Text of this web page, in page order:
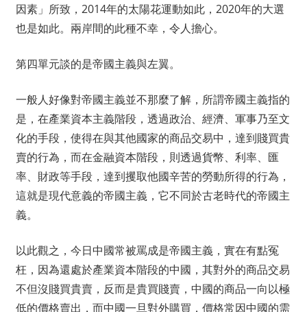
因素」所致，2014年的太陽花運動如此，2020年的大選
也是如此。兩岸間的此種不幸，令人擔心。
第四單元談的是帝國主義與左翼。
一般人好像對帝國主義並不那麼了解，所謂帝國主義指的
是，在產業資本主義階段，透過政治、經濟、軍事乃至文
化的手段，使得在與其他國家的商品交易中，達到賤買貴
賣的行為，而在金融資本階段，則透過貨幣、利率、匯
率、財政等手段，達到攫取他國辛苦的勞動所得的行為，
這就是現代意義的帝國主義，它不同於古老時代的帝國主
義。
以此觀之，今日中國常被罵成是帝國主義，實在有點冤
枉，因為還處於產業資本階段的中國，其對外的商品交易
不但沒賤買貴賣，反而是貴買賤賣，中國的商品一向以極
低的價格賣出，而中國一旦對外購買，價格常因中國的需